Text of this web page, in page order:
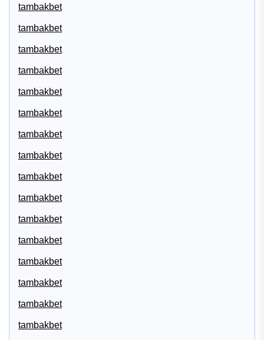
tambakbet
tambakbet
tambakbet
tambakbet
tambakbet
tambakbet
tambakbet
tambakbet
tambakbet
tambakbet
tambakbet
tambakbet
tambakbet
tambakbet
tambakbet
tambakbet